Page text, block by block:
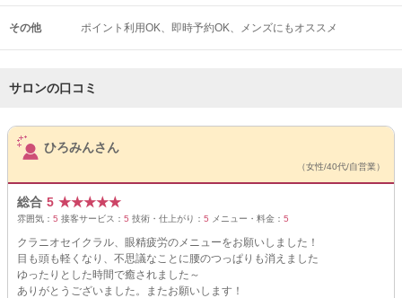
その他 ポイント利用OK 即時予約OK メンズにもオススメ
サロンの口コミ
サロンPick Up
ひろみんさん
（女性/40代/自営業）
総合 5 ★★★★★
雰囲気： 5 接客サービス： 5 技術・仕上がり： 5 メニュー・料金： 5
クラニオセイクラル、眼精疲労のメニューをお願いしました！
目も頭も軽くなり、不思議なことに腰のつっぱりも消えました
ゆったりとした時間で癒されました～
ありがとうございました。またお願いします！